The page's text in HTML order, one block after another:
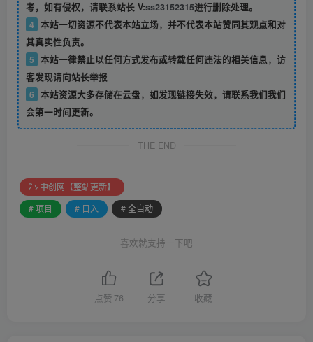
考，如有侵权，请联系站长 V:ss23152315进行删除处理。
4 本站一切资源不代表本站立场，并不代表本站赞同其观点和对
其真实性负责。
5 本站一律禁止以任何方式发布或转载任何违法的相关信息，访
客发现请向站长举报
6 本站资源大多存储在云盘，如发现链接失效，请联系我们我们
会第一时间更新。
THE END
中创网【整站更新】
# 项目
# 日入 # 全自动
喜欢就支持一下吧
点赞 76 分享 收藏